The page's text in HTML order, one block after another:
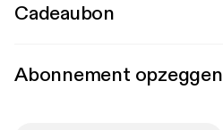
Cadeaubon
Abonnement opzeggen